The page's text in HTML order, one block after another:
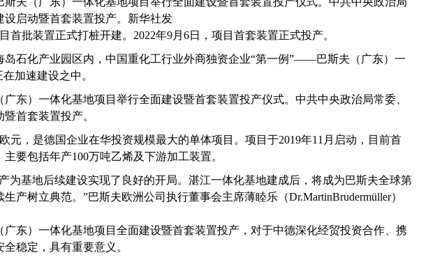
启动暨首套装置投产。新华社发
首批装置正式打桩开建。2022年9月6日，项目首套装置正式投产。
石化产业园区内，中国重化工行业外商独资企业“第一例”——巴斯夫（广东）一
加速建设之中。
东）一体化基地项目举行全面建设暨首套装置投产仪式。中共中央政治局常委、
首套装置投产。
元，是德国企业在华投资规模最大的单体项目。项目于2019年11月启动，目前首
要包括年产100万吨乙烯及下游加工装置。
为基地后续建设实现了良好的开局。湛江一体化基地建成后，将成为巴斯夫全球第
产树立典范。”巴斯夫欧洲公司执行董事会主席薄睦乐（Dr.MartinBrudermüller）
东）一体化基地项目全面建设暨首套装置投产，对于中德深化经贸投资合作、携
稳定，具有重要意义。